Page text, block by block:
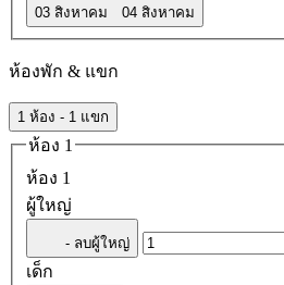
03 สิงหาคม 04 สิงหาคม
ห้องพัก & แขก
1 ห้อง - 1 แขก
ห้อง 1
ห้อง 1
ผู้ใหญ่
- ลบผู้ใหญ่
เด็ก